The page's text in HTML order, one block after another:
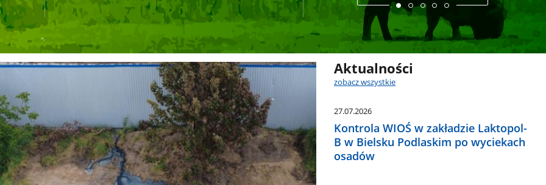
Aktualności
zobacz wszystkie
27.07.2026
Kontrola WIOŚ w zakładzie Laktopol-
B w Bielsku Podlaskim po wyciekach
osadów